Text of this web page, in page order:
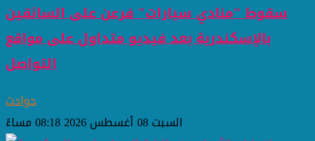
سقوط "منادي سيارات" فرعن على السائقين
بالإسكندرية بعد فيديو متداول على مواقع
التواصل
حوادث
السبت 08 أغسطس 2026 08:18 مساءً